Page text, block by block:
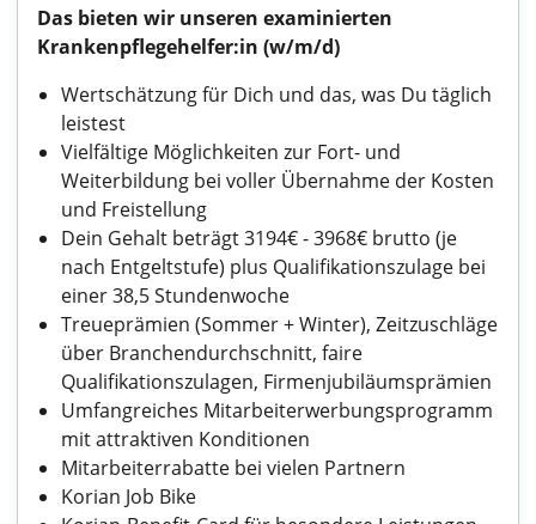
Das bieten wir unseren examinierten
Krankenpflegehelfer:in (w/m/d)
Wertschätzung für Dich und das, was Du täglich
leistest
Vielfältige Möglichkeiten zur Fort- und
Weiterbildung bei voller Übernahme der Kosten
und Freistellung
Dein Gehalt beträgt 3194€ - 3968€ brutto (je
nach Entgeltstufe) plus Qualifikationszulage bei
einer 38,5 Stundenwoche
Treueprämien (Sommer + Winter), Zeitzuschläge
über Branchendurchschnitt, faire
Qualifikationszulagen, Firmenjubiläumsprämien
Umfangreiches Mitarbeiterwerbungsprogramm
mit attraktiven Konditionen
Mitarbeiterrabatte bei vielen Partnern
Korian Job Bike